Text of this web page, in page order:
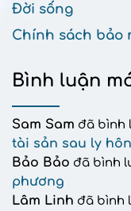
Đời sống
Chính sách bảo
Bình luận
Sam Sam đã bình
tài sản sau ly hôn
Bảo Bảo đã bình
phương
Lâm Linh đã bình